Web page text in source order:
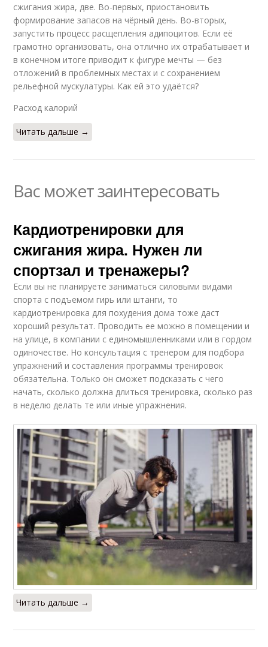
сжигания жира, две. Во-первых, приостановить
формирование запасов на чёрный день. Во-вторых,
запустить процесс расщепления адипоцитов. Если её
грамотно организовать, она отлично их отрабатывает и
в конечном итоге приводит к фигуре мечты — без
отложений в проблемных местах и с сохранением
рельефной мускулатуры. Как ей это удаётся?
Расход калорий
Читать дальше →
Вас может заинтересовать
Кардиотренировки для
сжигания жира. Нужен ли
спортзал и тренажеры?
Если вы не планируете заниматься силовыми видами
спорта с подъемом гирь или штанги, то
кардиотренировка для похудения дома тоже даст
хороший результат. Проводить ее можно в помещении и
на улице, в компании с единомышленниками или в гордом
одиночестве. Но консультация с тренером для подбора
упражнений и составления программы тренировок
обязательна. Только он сможет подсказать с чего
начать, сколько должна длиться тренировка, сколько раз
в неделю делать те или иные упражнения.
Читать дальше →